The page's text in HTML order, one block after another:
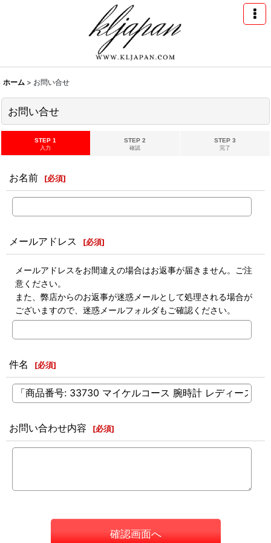
ホーム > お問い合せ
お問い合せ
STEP 1
入力
STEP 2
確認
STEP 3
完了
お名前 [必須]
メールアドレス [必須]
メールアドレスをお間違えの場合はお返事が届きません。ご注
意ください。
また、弊店からのお返事が迷惑メールとして処理される場合が
ございますので、迷惑メールフォルダもご確認ください。
件名 [必須]
お問い合わせ内容 [必須]
確認画面へ